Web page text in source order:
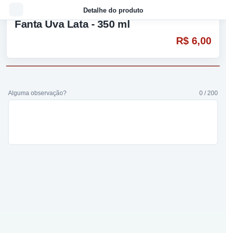
Detalhe do produto
Fanta Uva Lata - 350 ml
R$ 6,00
Alguma observação? 0 / 200